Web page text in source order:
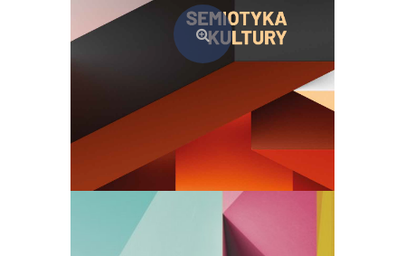
Semiotyka kultury. Teoria i praktyka szkoły tartusko-moskiewskiej